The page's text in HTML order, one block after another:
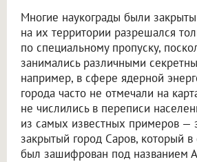
Многие наукограды были
на их территории разрешался
по специальному пропуску,
занимались различными
например, в сфере ядерной
города часто не отмечали на
не числились в переписи
из самых известных примеров —
закрытый город Саров, который в
был зашифрован под названием